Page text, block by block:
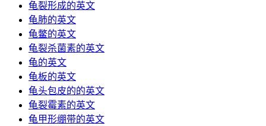
龟裂形成的英文
龟肺的英文
龟鳖的英文
龟裂杀菌素的英文
龟的英文
龟板的英文
龟头包皮的的英文
龟裂霉素的英文
龟甲形绷带的英文